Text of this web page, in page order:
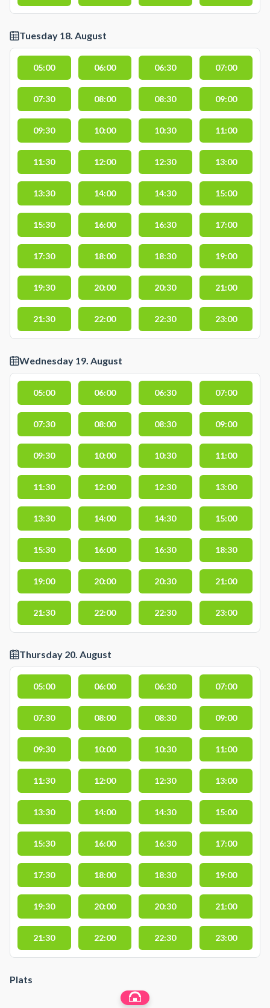
Tuesday 18. August
05:00 06:00 06:30 07:00
07:30 08:00 08:30 09:00
09:30 10:00 10:30 11:00
11:30 12:00 12:30 13:00
13:30 14:00 14:30 15:00
15:30 16:00 16:30 17:00
17:30 18:00 18:30 19:00
19:30 20:00 20:30 21:00
21:30 22:00 22:30 23:00
Wednesday 19. August
05:00 06:00 06:30 07:00
07:30 08:00 08:30 09:00
09:30 10:00 10:30 11:00
11:30 12:00 12:30 13:00
13:30 14:00 14:30 15:00
15:30 16:00 16:30 18:30
19:00 20:00 20:30 21:00
21:30 22:00 22:30 23:00
Thursday 20. August
05:00 06:00 06:30 07:00
07:30 08:00 08:30 09:00
09:30 10:00 10:30 11:00
11:30 12:00 12:30 13:00
13:30 14:00 14:30 15:00
15:30 16:00 16:30 17:00
17:30 18:00 18:30 19:00
19:30 20:00 20:30 21:00
21:30 22:00 22:30 23:00
Plats